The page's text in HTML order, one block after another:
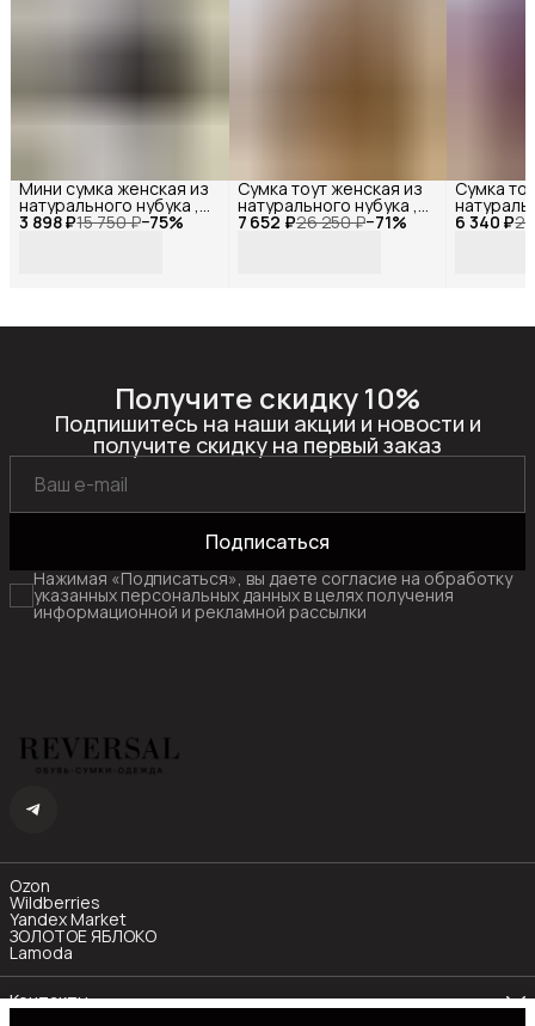
3 898 ₽15 750 ₽−75%
Мини сумка женская из
натурального нубука ,
Reversal , 7 652 ₽26 250 ₽−71%
Сумка тоут женская из
натурального нубука ,
Reversal , 6 340 ₽
Сумка
Reversal ,
Получите скидку 10%
Подпишитесь на наши акции и новости и
получите скидку на первый заказ
Подписаться
Нажимая «Подписаться», вы даете согласие на обработку
указанных персональных данных в целях получения
информационной и рекламной рассылки
Ozon
Wildberries
Yandex Market
ЗОЛОТОЕ ЯБЛОКО
Lamoda
Контакты